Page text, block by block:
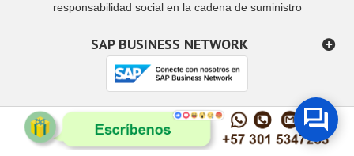
responsabilidad social en la cadena de suministro
SAP BUSINESS NETWORK